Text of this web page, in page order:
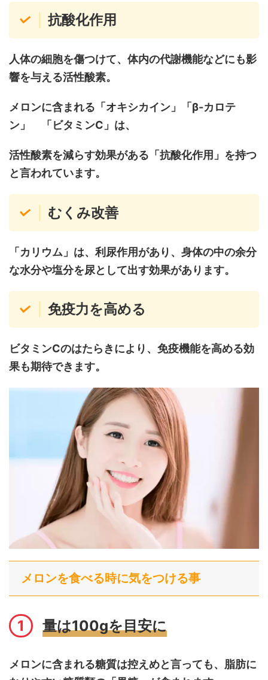
抗酸化作用
人体の細胞を傷つけて、体内の代謝機能などにも影
響を与える活性酸素。
メロンに含まれる「オキシカイン」「β-カロテ
ン」
「ビタミンC」は、
活性酸素を減らす効果がある「抗酸化作用」を持つ
と言われています。
むくみ改善
「カリウム」は、利尿作用があり、身体の中の余分
な水分や塩分を尿として出す効果があります。
免疫力を高める
ビタミンCのはたらきにより、免疫機能を高める効
果も期待できます。
メロンを食べる時に気をつける事
量は100gを目安に
メロンに含まれる糖質は控えめと言っても、脂肪に